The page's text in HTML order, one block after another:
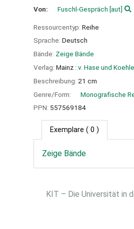
Von: Fuschl-Gespräch [aut]
Ressourcentyp: Reihe
Sprache: Deutsch
Bände: Zeige Bände
Verlag: Mainz : v. Hase und
Beschreibung: 21 cm
Genre/Form:
Monografische
PPN: 557569184
Exemplare ( 0 )
Zeige Bände
KIT – Die Universität in